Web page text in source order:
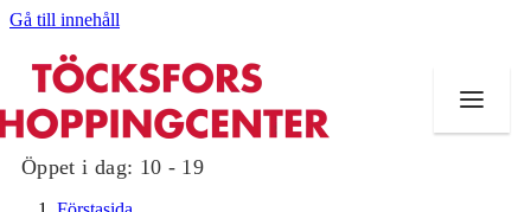
Gå till innehåll
Öppet i dag: 10 - 19